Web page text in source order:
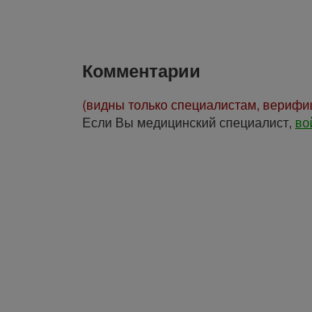
Комментарии
(видны только специалистам,
Если Вы медицинский специалист,